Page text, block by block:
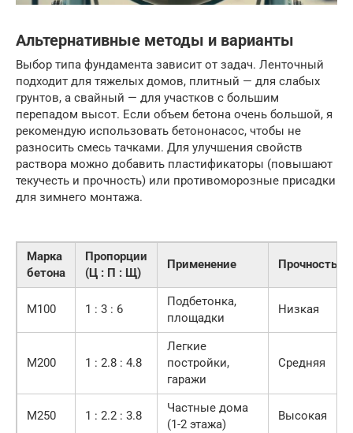
Альтернативные методы и варианты
Выбор типа фундамента зависит от задач. Ленточный
подходит для тяжелых домов, плитный — для слабых
грунтов, а свайный — для участков с большим
перепадом высот. Если объем бетона очень большой, я
рекомендую использовать бетононасос, чтобы не
разносить смесь тачками. Для улучшения свойств
раствора можно добавить пластификаторы (повышают
текучесть и прочность) или противоморозные присадки
для зимнего монтажа.
Марка
бетона
Пропорции
(Ц : П : Щ)
Применение Прочность
М100 1 : 3 : 6
Подбетонка,
площадки
Низкая
М200 1 : 2.8 : 4.8
Легкие
постройки,
гаражи
Средняя
М250 1 : 2.2 : 3.8
Частные дома
(1-2 этажа)
Высокая